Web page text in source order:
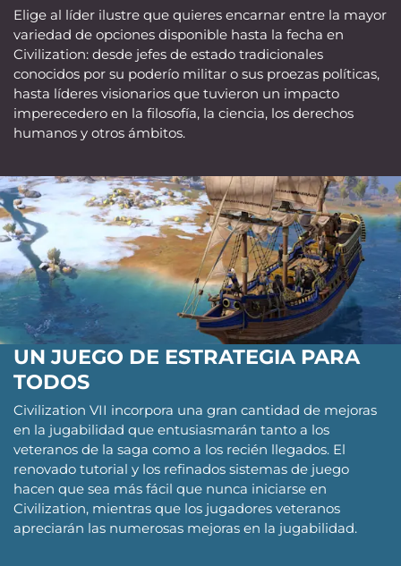
Elige al líder ilustre que quieres encarnar entre la mayor
variedad de opciones disponible hasta la fecha en
Civilization: desde jefes de estado tradicionales
conocidos por su poderío militar o sus proezas políticas,
hasta líderes visionarios que tuvieron un impacto
imperecedero en la filosofía, la ciencia, los derechos
humanos y otros ámbitos.
UN JUEGO DE ESTRATEGIA PARA
TODOS
Civilization VII incorpora una gran cantidad de mejoras
en la jugabilidad que entusiasmarán tanto a los
veteranos de la saga como a los recién llegados. El
renovado tutorial y los refinados sistemas de juego
hacen que sea más fácil que nunca iniciarse en
Civilization, mientras que los jugadores veteranos
apreciarán las numerosas mejoras en la jugabilidad.